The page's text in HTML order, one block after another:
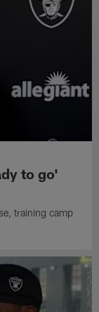
to go'
training camp